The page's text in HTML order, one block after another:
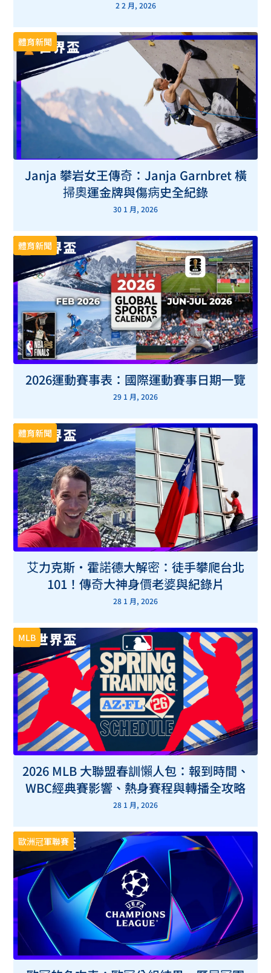
2 2 月, 2026
體育新聞
Janja 攀岩女王傳奇：Janja Garnbret 橫
掃奧運金牌與傷病史全紀錄
30 1 月, 2026
體育新聞
2026運動賽事表：國際運動賽事日期一覽
29 1 月, 2026
體育新聞
艾力克斯・霍諾德大解密：徒手攀爬台北
101！傳奇大神身價老婆與紀錄片
28 1 月, 2026
MLB
2026 MLB 大聯盟春訓懶人包：報到時間、
WBC經典賽影響、熱身賽程與轉播全攻略
28 1 月, 2026
歐洲冠軍聯賽